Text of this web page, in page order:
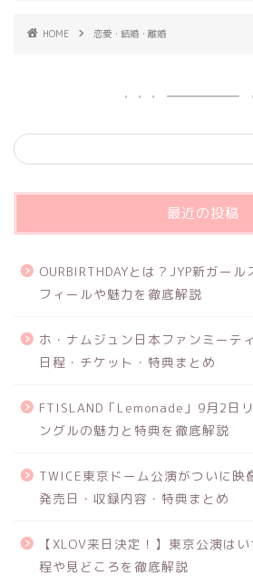
HOME 恋愛・結婚・離婚
最近の投稿
OURBIRTHDAYとは？JYP新ガー
フィールや魅力を徹底解説
ホ・ナムジュン日本ファンミーテ
日程・チケット・特典まとめ
FTISLAND「Lemonade」9月2日
ングルの魅力と特典を徹底解説
TWICE東京ドーム公演がついに映
発売日・収録内容・特典まとめ
【XLOV来日決定！】東京公演は
程や見どころを徹底解説